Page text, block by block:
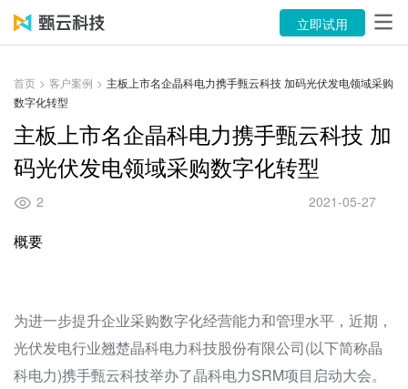
产品
资源中心
售后服务：400-116-0808
立即试用
首页 > 客户案例 > 主板上市名企晶科电力携手甄云科技 加码光伏发电领域采购
数字化转型
主板上市名企晶科电力携手甄云科技 加
码光伏发电领域采购数字化转型
2021-05-27
2
概要
为进一步提升企业采购数字化经营能力和管理水平，近期，
光伏发电行业翘楚晶科电力科技股份有限公司(以下简称晶
科电力)携手甄云科技举办了晶科电力SRM项目启动大会。